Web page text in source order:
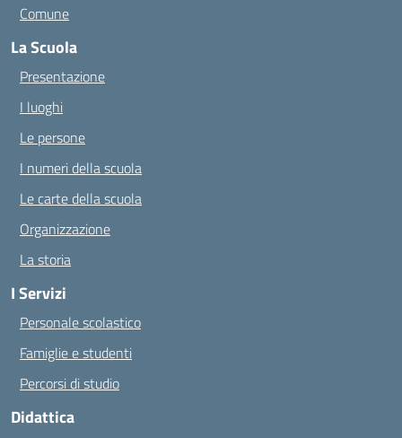
Comune
La Scuola
Presentazione
I luoghi
Le persone
I numeri della scuola
Le carte della scuola
Organizzazione
La storia
I Servizi
Personale scolastico
Famiglie e studenti
Percorsi di studio
Didattica